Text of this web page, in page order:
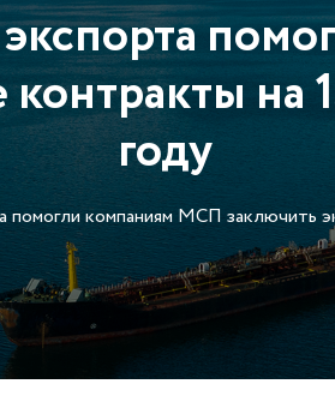
на
году
компаниям МСП заключить